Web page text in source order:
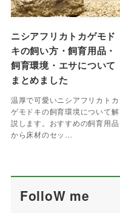
ニシアフリカトカゲモド
キの飼い方・飼育用品・
飼育環境・エサについて
まとめました
温厚で可愛いニシアフリカトカ
ゲモドキの飼育環境について解
説します。おすすめの飼育用品
から床材のセッ…
FolloW me